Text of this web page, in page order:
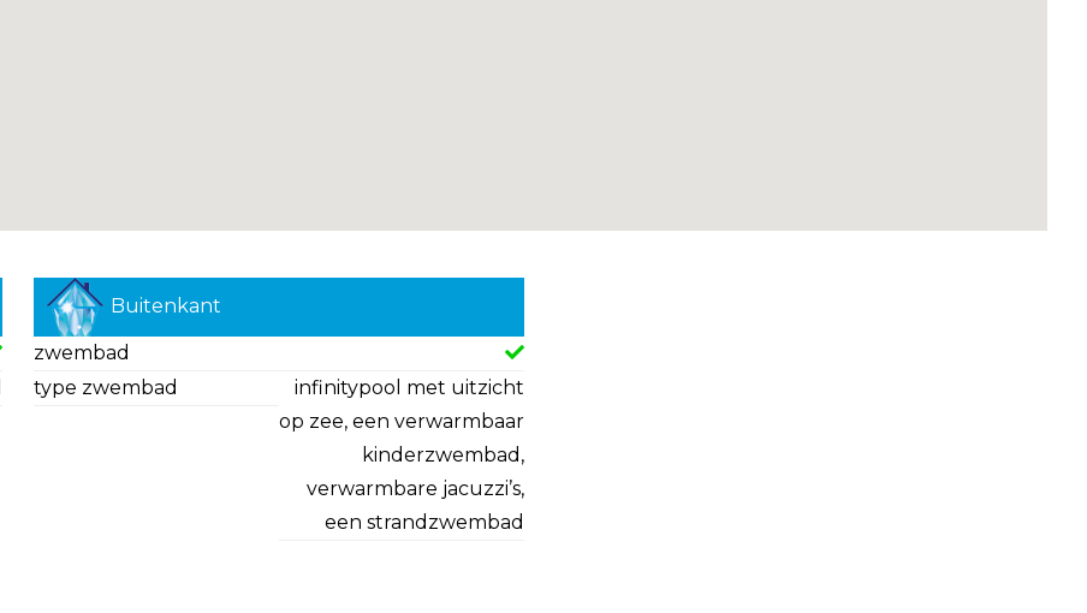
Buitenkant
zwembad
type zwembad
infinitypool met uitzicht
op zee, een verwarmbaar
kinderzwembad,
verwarmbare jacuzzi’s,
een strandzwembad